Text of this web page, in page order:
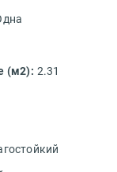
(м2): 2.31